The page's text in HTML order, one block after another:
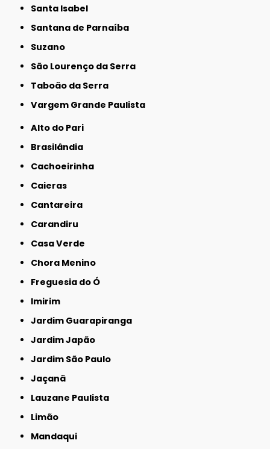
Santa Isabel
Santana de Parnaíba
Suzano
São Lourenço da Serra
Taboão da Serra
Vargem Grande Paulista
Alto do Pari
Brasilândia
Cachoeirinha
Caieras
Cantareira
Carandiru
Casa Verde
Chora Menino
Freguesia do Ó
Imirim
Jardim Guarapiranga
Jardim Japão
Jardim São Paulo
Jaçanã
Lauzane Paulista
Limão
Mandaqui